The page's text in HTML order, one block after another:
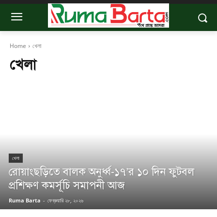
Home খেলা
খেলা
খেলা
রোয়াংছড়িতে বালক অনুর্ধ্ব-১৭’র ১০ দিন ফুটবল
প্রশিক্ষণ কমর্সূচি সমাপনী আজ
Ruma Barta - ফেব্রুয়ারি ২৮, ২০২৬